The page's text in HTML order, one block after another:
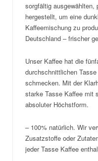
sorgfältig ausgewählten,
hergestellt, um eine
Kaffeemischung zu
Deutschland – frischer
Unser Kaffee hat die
durchschnittlichen
schmecken. Mit der
starke Tasse Kaffee mit
absoluter Höchstform.
– 100% natürlich. Wir
Zusatzstoffe oder
jeder Tasse Kaffee